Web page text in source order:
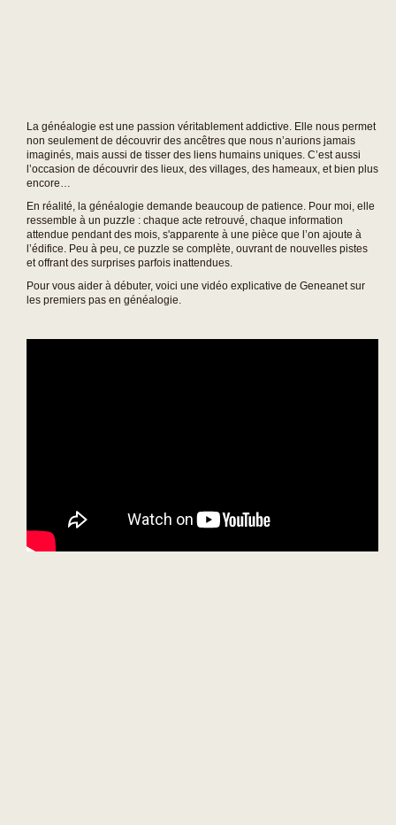
La généalogie est une passion véritablement addictive. Elle nous permet
non seulement de découvrir des ancêtres que nous n’aurions jamais
imaginés, mais aussi de tisser des liens humains uniques. C’est aussi
l’occasion de découvrir des lieux, des villages, des hameaux, et bien plus
encore…
En réalité, la généalogie demande beaucoup de patience. Pour moi, elle
ressemble à un puzzle : chaque acte retrouvé, chaque information
attendue pendant des mois, s'apparente à une pièce que l’on ajoute à
l’édifice. Peu à peu, ce puzzle se complète, ouvrant de nouvelles pistes
et offrant des surprises parfois inattendues.
Pour vous aider à débuter, voici une vidéo explicative de Geneanet sur
les premiers pas en généalogie.